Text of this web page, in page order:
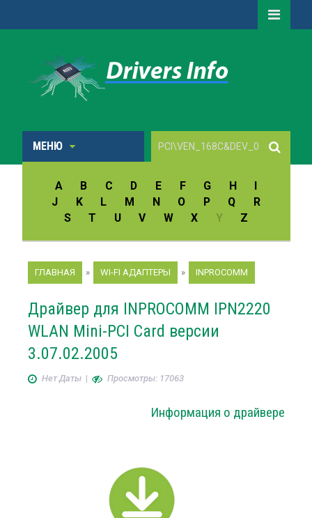
МЕНЮ
A B C D E F G H
I
J
K L M N O P Q
R
S
T U V W X Y Z
ГЛАВНАЯ » WI-FI АДАПТЕРЫ » INPROCOMM
Драйвер для INPROCOMM IPN2220
WLAN Mini-PCI Card версии
3.07.02.2005
Нет Даты| Просмотры: 17063
Информация о драйвере